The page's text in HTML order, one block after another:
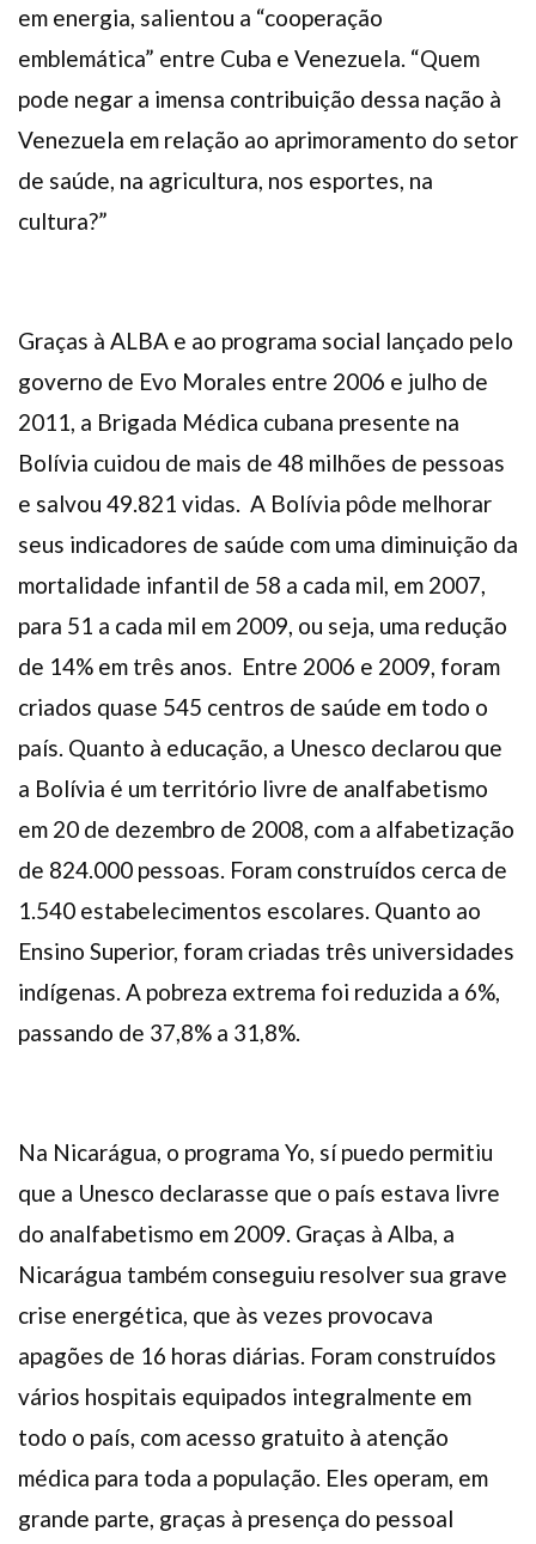
em energia, salientou a “cooperação
emblemática” entre Cuba e Venezuela. “Quem
pode negar a imensa contribuição dessa nação à
Venezuela em relação ao aprimoramento do setor
de saúde, na agricultura, nos esportes, na
cultura?”
Graças à ALBA e ao programa social lançado pelo
governo de Evo Morales entre 2006 e julho de
2011, a Brigada Médica cubana presente na
Bolívia cuidou de mais de 48 milhões de pessoas
e salvou 49.821 vidas. A Bolívia pôde melhorar
seus indicadores de saúde com uma diminuição da
mortalidade infantil de 58 a cada mil, em 2007,
para 51 a cada mil em 2009, ou seja, uma redução
de 14% em três anos. Entre 2006 e 2009, foram
criados quase 545 centros de saúde em todo o
país. Quanto à educação, a Unesco declarou que
a Bolívia é um território livre de analfabetismo
em 20 de dezembro de 2008, com a alfabetização
de 824.000 pessoas. Foram construídos cerca de
1.540 estabelecimentos escolares. Quanto ao
Ensino Superior, foram criadas três universidades
indígenas. A pobreza extrema foi reduzida a 6%,
passando de 37,8% a 31,8%.
Na Nicarágua, o programa Yo, sí puedo permitiu
que a Unesco declarasse que o país estava livre
do analfabetismo em 2009. Graças à Alba, a
Nicarágua também conseguiu resolver sua grave
crise energética, que às vezes provocava
apagões de 16 horas diárias. Foram construídos
vários hospitais equipados integralmente em
todo o país, com acesso gratuito à atenção
médica para toda a população. Eles operam, em
grande parte, graças à presença do pessoal